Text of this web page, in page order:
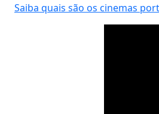
Saiba quais são os cinemas